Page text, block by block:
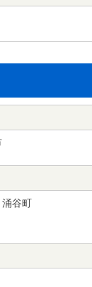
涌谷町